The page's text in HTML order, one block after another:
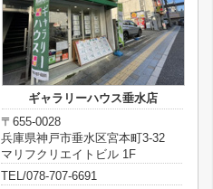
ギャラリーハウス垂水店
〒655-0028
兵庫県神戸市垂水区宮本町3-32
マリフクリエイトビル 1F
TEL/078-707-6691